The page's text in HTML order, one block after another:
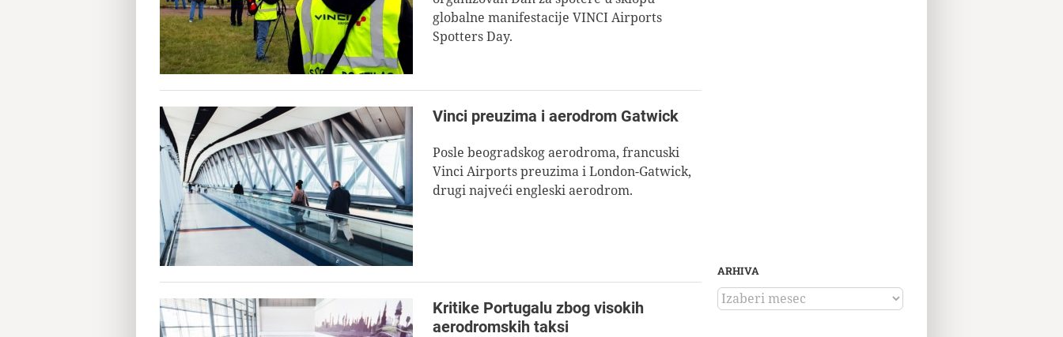
globalne manifestacije VINCI Airports
Spotters Day.
Vinci preuzima i aerodrom Gatwick
Posle beogradskog aerodroma, francuski
Vinci Airports preuzima i London-Gatwick,
drugi najveći engleski aerodrom.
Kritike Portugalu zbog visokih
aerodromskih taksi
ARHIVA
ARHIVA